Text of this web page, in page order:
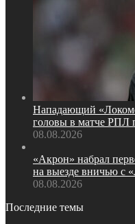
Нападающий
головы в матче РПЛ
08.08.2026
«Акрон» набрал
на выезде вничью с
08.08.2026
Последние темы